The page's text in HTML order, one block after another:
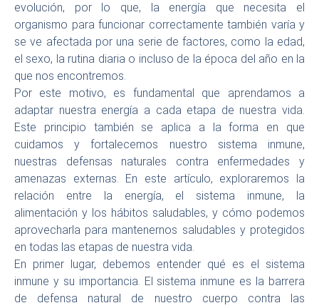
evolución, por lo que, la energía que necesita el
organismo para funcionar correctamente también varía y
se ve afectada por una serie de factores, como la edad,
el sexo, la rutina diaria o incluso de la época del año en la
que nos encontremos.
Por este motivo, es fundamental que aprendamos a
adaptar nuestra energía a cada etapa de nuestra vida.
Este principio también se aplica a la forma en que
cuidamos y fortalecemos nuestro sistema inmune,
nuestras defensas naturales contra enfermedades y
amenazas externas. En este artículo, exploraremos la
relación entre la energía, el sistema inmune, la
alimentación y los hábitos saludables, y cómo podemos
aprovecharla para mantenernos saludables y protegidos
en todas las etapas de nuestra vida.
En primer lugar, debemos entender qué es el sistema
inmune y su importancia. El sistema inmune es la barrera
de defensa natural de nuestro cuerpo contra las